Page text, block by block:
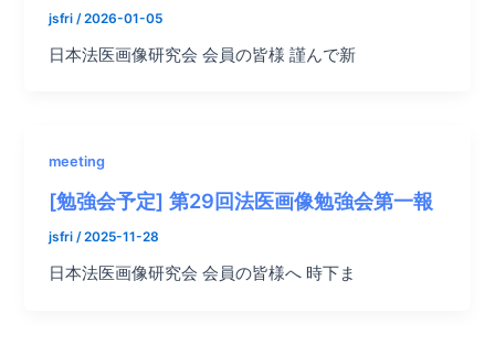
jsfri /2026-01-05
日本法医画像研究会 会員の皆様 謹んで新
meeting
[勉強会予定] 第29回法医画像勉強会第一報
jsfri/2025-11-28
日本法医画像研究会 会員の皆様へ 時下ま